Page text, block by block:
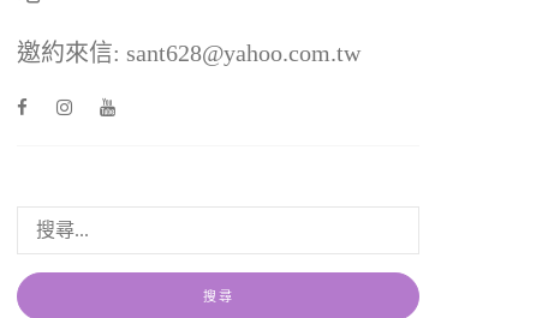
邀約來信: sant628@yahoo.com.tw